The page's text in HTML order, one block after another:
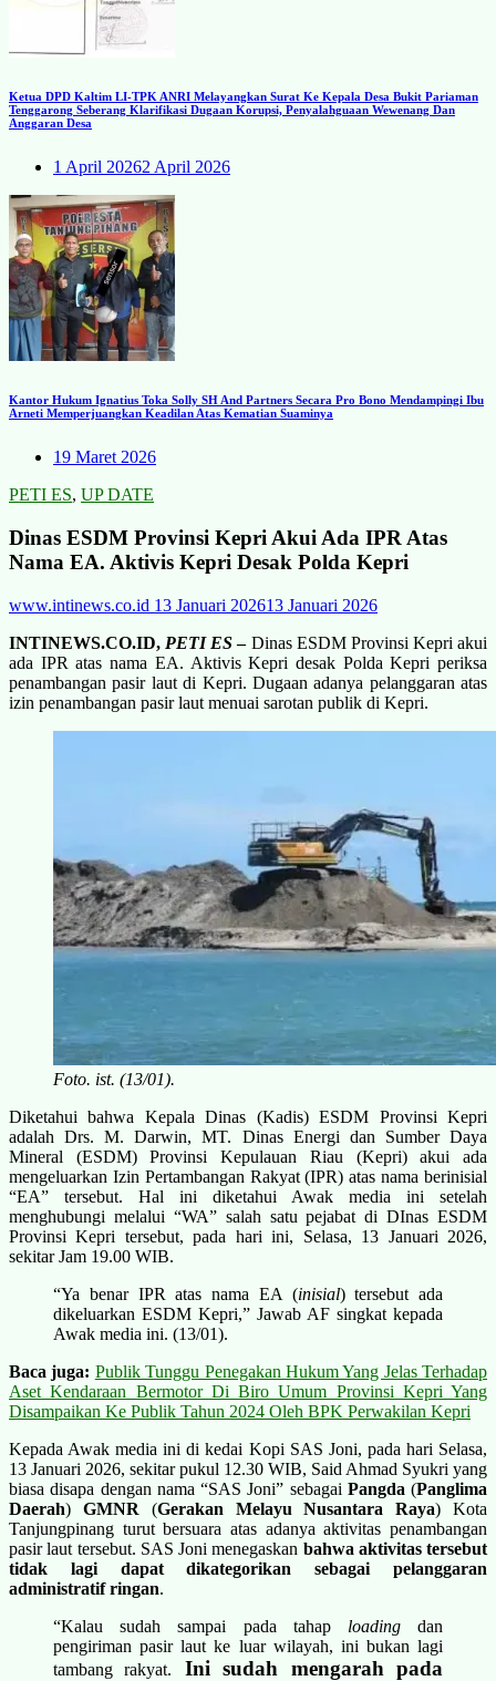
Ketua DPD Kaltim LI-TPK ANRI Melayangkan Surat Ke Kepala Desa Bukit Pariaman
Tenggarong Seberang Klarifikasi Dugaan Korupsi, Penyalahguaan Wewenang Dan
Anggaran Desa
1 April 20262 April 2026
Kantor Hukum Ignatius Toka Solly SH And Partners Secara Pro Bono Mendampingi Ibu
Arneti Memperjuangkan Keadilan Atas Kematian Suaminya
19 Maret 2026
PETI ES, UP DATE
Dinas ESDM Provinsi Kepri Akui Ada IPR Atas
Nama EA. Aktivis Kepri Desak Polda Kepri
www.intinews.co.id 13 Januari 202613 Januari 2026
INTINEWS.CO.ID, PETI ES–Dinas ESDM Provinsi Kepri akui
ada IPR atas nama EA. Aktivis Kepri desak Polda Kepri periksa
penambangan pasir laut di Kepri. Dugaan adanya pelanggaran atas
izin penambangan pasir laut menuai sarotan publik di Kepri.
Foto. ist. (13/01).
Diketahui bahwa Kepala Dinas (Kadis) ESDM Provinsi Kepri
adalah Drs. M. Darwin, MT. Dinas Energi dan Sumber Daya
Mineral (ESDM) Provinsi Kepulauan Riau (Kepri) akui ada
mengeluarkan Izin Pertambangan Rakyat (IPR) atas nama berinisial
“EA” tersebut. Hal ini diketahui Awak media ini setelah
menghubungi melalui “WA” salah satu pejabat di DInas ESDM
Provinsi Kepri tersebut, pada hari ini, Selasa, 13 Januari 2026,
sekitar Jam 19.00 WIB.
“Ya benar IPR atas nama EA (inisial) tersebut ada
dikeluarkan ESDM Kepri,” Jawab AF singkat kepada
Awak media ini. (13/01).
Baca juga: Publik Tunggu Penegakan Hukum Yang Jelas Terhadap
Aset Kendaraan Bermotor Di Biro Umum Provinsi Kepri Yang
Disampaikan Ke Publik Tahun 2024 Oleh BPK Perwakilan Kepri
Kepada Awak media ini di kedai Kopi SAS Joni, pada hari Selasa,
13 Januari 2026, sekitar pukul 12.30 WIB, Said Ahmad Syukri yang
biasa disapa dengan nama “SAS Joni” sebagai Pangda (Panglima
Daerah) GMNR (Gerakan Melayu Nusantara Raya) Kota
Tanjungpinang turut bersuara atas adanya aktivitas penambangan
pasir laut tersebut. SAS Joni menegaskan bahwa aktivitas tersebut
tidak lagi dapat dikategorikan sebagai pelanggaran
administratif ringan.
“Kalau sudah sampai pada tahap loadingdan
pengiriman pasir laut ke luar wilayah, ini bukan lagi
tambang rakyat.
Ini sudah mengarah pada